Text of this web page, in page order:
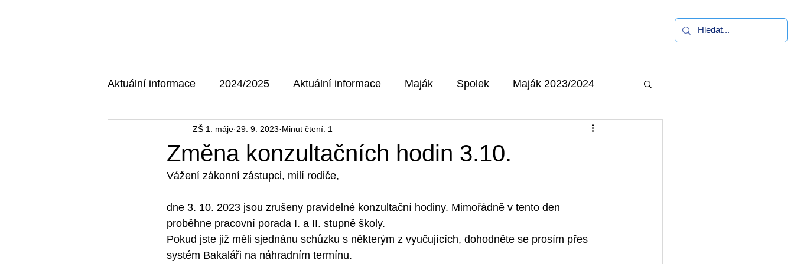
Aktuální informace 2024/2025 Aktuální informace Maják Spolek Maják 2023/2024
AKTUÁLNÍ MAJÁK 2025/2026
Změna konzultačních hodin 3.10.
ZŠ 1. máje 29. 9. 2023 Minut čtení: 1
Vážení zákonní zástupci, milí rodiče,
dne 3. 10. 2023 jsou zrušeny pravidelné konzultační hodiny. Mimořádně v tento den
proběhne pracovní porada I. a II. stupně školy.
Pokud jste již měli sjednánu schůzku s některým z vyučujících, dohodněte se prosím přes
systém Bakaláři na náhradním termínu.